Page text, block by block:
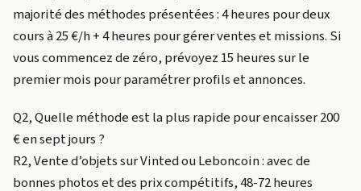
majorité des méthodes présentées : 4 heures pour deux
cours à 25 €/h + 4 heures pour gérer ventes et missions. Si
vous commencez de zéro, prévoyez 15 heures sur le
premier mois pour paramétrer profils et annonces.
Q2, Quelle méthode est la plus rapide pour encaisser 200
€ en sept jours ?
R2, Vente d’objets sur Vinted ou Leboncoin : avec de
bonnes photos et des prix compétitifs, 48-72 heures